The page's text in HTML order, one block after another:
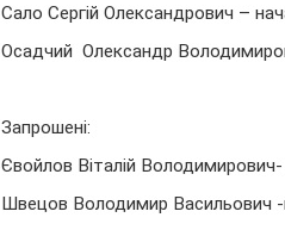
Сало Сергій Олександрович –
Осадчий Олександр
Запрошені:
Євойлов Віталій Володимирович-
Швецов Володимир Васильович -